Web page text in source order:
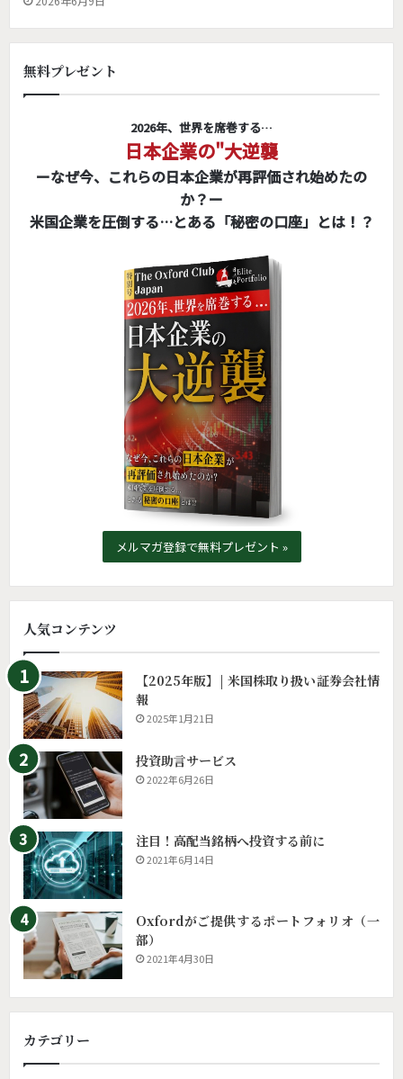
無料プレゼント
2026年、世界を席巻する…
日本企業の"大逆襲
ーなぜ今、これらの日本企業が再評価され始めたの
か？ー
米国企業を圧倒する…とある「秘密の口座」とは！？
メルマガ登録で無料プレゼント »
人気コンテンツ
【2025年版】| 米国株取り扱い証券会社情
報
2025年1月21日
投資助言サービス
2022年6月26日
注目！高配当銘柄へ投資する前に
2021年6月14日
Oxfordがご提供するポートフォリオ（一
部）
2021年4月30日
カテゴリー